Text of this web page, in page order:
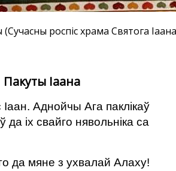
роспіс храма Святога
Пакуты Іаана
Аднойчы Ага паклікаў
да іх свайго нявольніка са
да мяне з ухвалай Алаху!